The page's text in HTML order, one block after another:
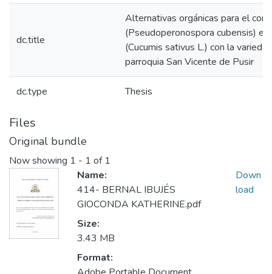
dc.title
Alternativas orgánicas para el
(Pseudoperonospora cubensis)
(Cucumis sativus L.) con la
parroquia San Vicente de Pusir
dc.type Thesis
Files
Original bundle
Now showing 1 - 1 of 1
Name:
414- BERNAL IBUJÉS
GIOCONDA KATHERINE.pdf
Size:
3.43 MB
Format:
Down
load